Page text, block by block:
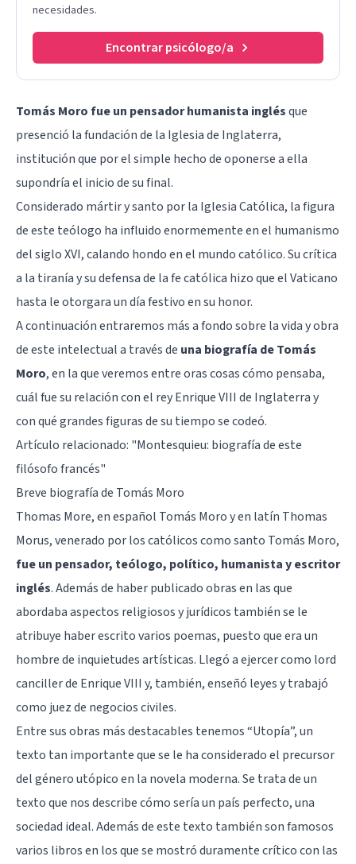
necesidades.
Encontrar psicólogo/a
Tomás Moro fue un pensador humanista inglésque
presenció la fundación de la Iglesia de Inglaterra,
institución que por el simple hecho de oponerse a ella
supondría el inicio de su final.
Considerado mártir y santo por la Iglesia Católica, la figura
de este teólogo ha influido enormemente en el humanismo
del siglo XVI, calando hondo en el mundo católico. Su crítica
a la tiranía y su defensa de la fe católica hizo que el Vaticano
hasta le otorgara un día festivo en su honor.
A continuación entraremos más a fondo sobre la vida y obra
de este intelectual a través de una biografía de Tomás
Moro, en la que veremos entre oras cosas cómo pensaba,
cuál fue su relación con el rey Enrique VIII de Inglaterra y
con qué grandes figuras de su tiempo se codeó.
Artículo relacionado: "Montesquieu: biografía de este
filósofo francés"
Breve biografía de Tomás Moro
Thomas More, en español Tomás Moro y en latín Thomas
Morus, venerado por los católicos como santo Tomás Moro,
fue un pensador, teólogo, político, humanista y escritor
inglés. Además de haber publicado obras en las que
abordaba aspectos religiosos y jurídicos también se le
atribuye haber escrito varios poemas, puesto que era un
hombre de inquietudes artísticas. Llegó a ejercer como lord
canciller de Enrique VIII y, también, enseñó leyes y trabajó
como juez de negocios civiles.
Entre sus obras más destacables tenemos “Utopía”, un
texto tan importante que se le ha considerado el precursor
del género utópico en la novela moderna. Se trata de un
texto que nos describe cómo sería un país perfecto, una
sociedad ideal. Además de este texto también son famosos
varios libros en los que se mostró duramente crítico con las